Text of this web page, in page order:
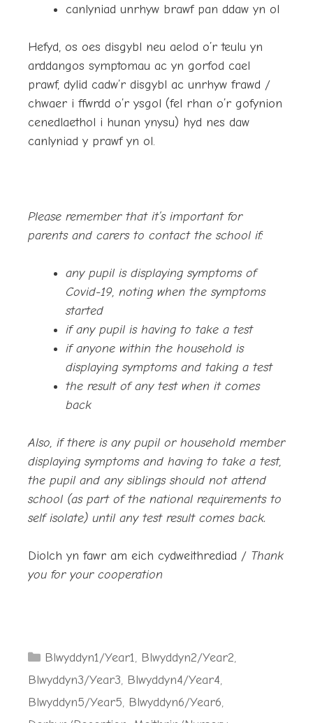
canlyniad unrhyw brawf pan ddaw yn ol
Hefyd, os oes disgybl neu aelod o’r teulu yn
arddangos symptomau ac yn gorfod cael
prawf, dylid cadw’r disgybl ac unrhyw frawd /
chwaer i ffwrdd o’r ysgol (fel rhan o’r gofynion
cenedlaethol i hunan ynysu) hyd nes daw
canlyniad y prawf yn ol.
Please remember that it’s important for
parents and carers to contact the school if:
any pupil is displaying symptoms of
Covid-19, noting when the symptoms
started
if any pupil is having to take a test
if anyone within the household is
displaying symptoms and taking a test
the result of any test when it comes
back
Also, if there is any pupil or household member
displaying symptoms and having to take a test,
the pupil and any siblings should not attend
school (as part of the national requirements to
self isolate) until any test result comes back.
Diolch yn fawr am eich cydweithrediad / Thank
you for your cooperation
Categories
Blwyddyn1/Year1, Blwyddyn2/Year2,
Blwyddyn3/Year3, Blwyddyn4/Year4,
Blwyddyn5/Year5, Blwyddyn6/Year6,